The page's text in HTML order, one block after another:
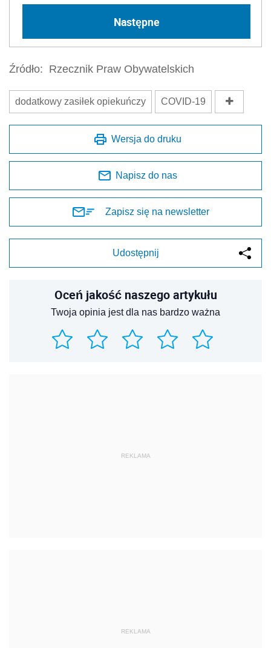
Następne
Źródło: Rzecznik Praw Obywatelskich
dodatkowy zasiłek opiekuńczy COVID-19
Wersja do druku
Napisz do nas
Zapisz się na newsletter
Udostępnij
Oceń jakość naszego artykułu
Twoja opinia jest dla nas bardzo ważna
REKLAMA
REKLAMA